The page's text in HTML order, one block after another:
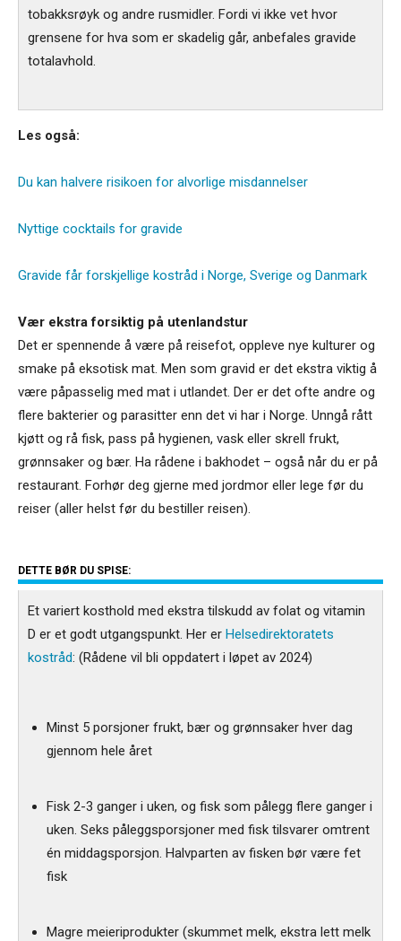
tobakksrøyk og andre rusmidler. Fordi vi ikke vet hvor
grensene for hva som er skadelig går, anbefales gravide
totalavhold.
Les også:
Du kan halvere risikoen for alvorlige misdannelser
Nyttige cocktails for gravide
Gravide får forskjellige kostråd i Norge, Sverige og Danmark
Vær ekstra forsiktig på utenlandstur
Det er spennende å være på reisefot, oppleve nye kulturer og
smake på eksotisk mat. Men som gravid er det ekstra viktig å
være påpasselig med mat i utlandet. Der er det ofte andre og
flere bakterier og parasitter enn det vi har i Norge. Unngå rått
kjøtt og rå fisk, pass på hygienen, vask eller skrell frukt,
grønnsaker og bær. Ha rådene i bakhodet – også når du er på
restaurant. Forhør deg gjerne med jordmor eller lege før du
reiser (aller helst før du bestiller reisen).
DETTE BØR DU SPISE:
Et variert kosthold med ekstra tilskudd av folat og vitamin
D er et godt utgangspunkt. Her er Helsedirektoratets
kostråd: (Rådene vil bli oppdatert i løpet av 2024)
Minst 5 porsjoner frukt, bær og grønnsaker hver dag
gjennom hele året
Fisk 2-3 ganger i uken, og fisk som pålegg flere ganger i
uken. Seks påleggsporsjoner med fisk tilsvarer omtrent
én middagsporsjon. Halvparten av fisken bør være fet
fisk
Magre meieriprodukter (skummet melk, ekstra lett melk